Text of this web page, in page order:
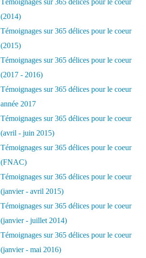
Témoignages sur 365 délices pour le coeur
(2014)
Témoignages sur 365 délices pour le coeur
(2015)
Témoignages sur 365 délices pour le coeur
(2017 - 2016)
Témoignages sur 365 délices pour le coeur
année 2017
Témoignages sur 365 délices pour le coeur
(avril - juin 2015)
Témoignages sur 365 délices pour le coeur
(FNAC)
Témoignages sur 365 délices pour le coeur
(janvier - avril 2015)
Témoignages sur 365 délices pour le coeur
(janvier - juillet 2014)
Témoignages sur 365 délices pour le coeur
(janvier - mai 2016)